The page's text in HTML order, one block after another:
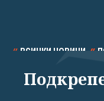
ВСИЧКИ НОВИНИ
СПОРТ КУЛТУРА